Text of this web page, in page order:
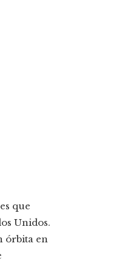
que
Unidos.
órbita en